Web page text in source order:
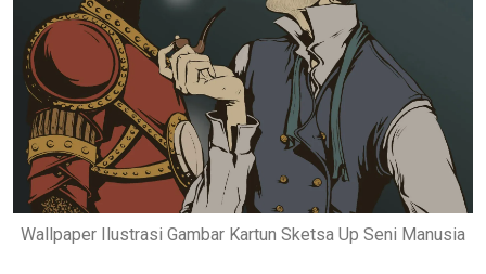
Wallpaper Ilustrasi Gambar Kartun Sketsa Up Seni Manusia